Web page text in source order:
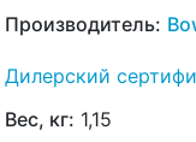
Производитель:
Дилерский
Вес, кг: 1,15